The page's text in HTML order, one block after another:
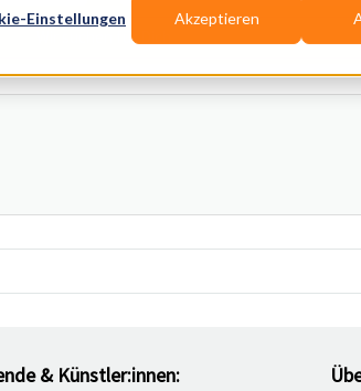
Einstellungen Akzeptieren
Wir suchen für Dich
& Künstler:innen: